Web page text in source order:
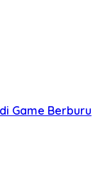
Game Berburu